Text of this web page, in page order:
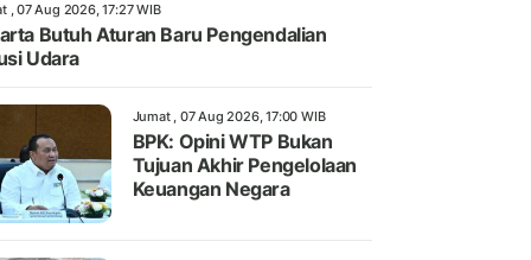
, 07 Aug 2026, 17:27 WIB
Butuh Aturan Baru Pengendalian
Udara
Jumat , 07 Aug 2026, 17:00 WIB
BPK: Opini WTP Bukan
Tujuan Akhir Pengelolaan
Keuangan Negara